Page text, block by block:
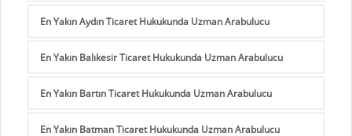
En Yakın Aydın Ticaret Hukukunda Uzman Arabulucu
En Yakın Balıkesir Ticaret Hukukunda Uzman Arabulucu
En Yakın Bartın Ticaret Hukukunda Uzman Arabulucu
En Yakın Batman Ticaret Hukukunda Uzman Arabulucu